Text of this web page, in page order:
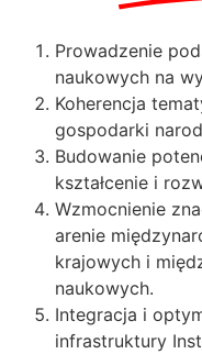
Prowadzenie
naukowych na
Koherencja
gospodarki
Budowanie
kształcenie i
Wzmocnienie
arenie
krajowych i
naukowych.
Integracja i
infrastruktury